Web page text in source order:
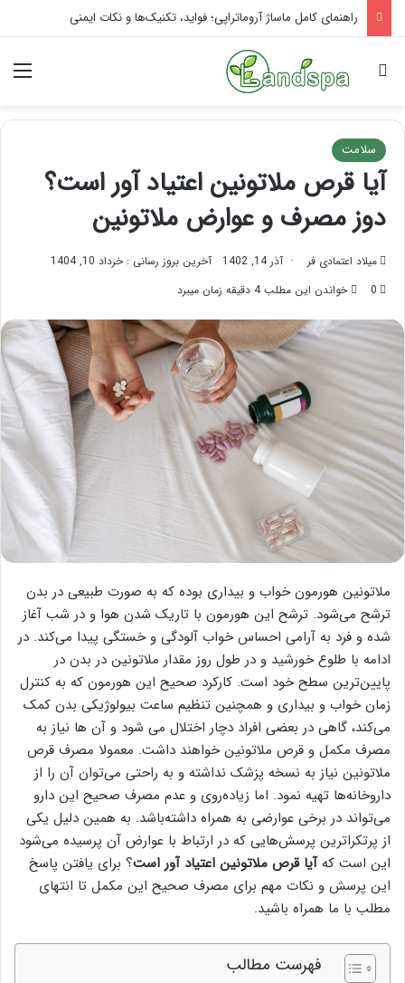
تاثیر ماساژ بر افسردگی؛ با ماساژ درمانی افسردگی را درمان کنید!
جستجو برای
سلامت
آیا قرص ملاتونین اعتیاد آور است؟
دوز مصرف و عوارض ملاتونین
میلاد اعتمادی فر آذر 14, 1402
آخرین بروز رسانی : خرداد 10, 1404
0
خواندن این مطلب 4 دقیقه زمان میبرد
ملاتونین هورمون خواب و بیداری بوده که به صورت طبیعی در بدن
ترشح می‌شود. ترشح این هورمون با تاریک شدن هوا و در شب آغاز
شده و فرد به آرامی احساس خواب‌ آلودگی و خستگی پیدا می‌کند. در
ادامه با طلوع خورشید و در طول روز مقدار ملاتونین در بدن در
پایین‌ترین سطح خود است. کارکرد صحیح این هورمون که به کنترل
زمان خواب و بیداری و همچنین تنظیم ساعت بیولوژیکی بدن کمک
می‌کند، گاهی در بعضی افراد دچار اختلال می شود و آن ها نیاز به
مصرف مکمل و قرص ملاتونین خواهند داشت. معمولا مصرف قرص
ملاتونین نیاز به نسخه پزشک نداشته و به راحتی می‌توان آن را از
داروخانه‌ها تهیه نمود. اما زیاده‌روی و عدم مصرف صحیح این دارو
می‌تواند در برخی عوارضی به همراه داشته‌باشد. به همین دلیل یکی
از پرتکراترین پرسش‌هایی که در ارتباط با عوارض آن پرسیده می‌شود
این است کهآیا قرص ملاتونین اعتیاد آور است؟ برای یافتن پاسخ
این پرسش و نکات مهم برای مصرف صحیح این مکمل تا انتهای
مطلب با ما همراه باشید.
فهرست مطالب